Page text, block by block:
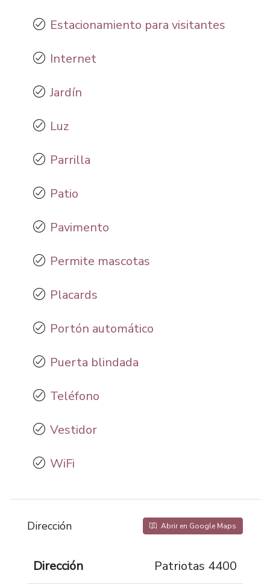
Estacionamiento para visitantes
Internet
Jardín
Luz
Parrilla
Patio
Pavimento
Permite mascotas
Placards
Portón automático
Puerta blindada
Teléfono
Vestidor
WiFi
Dirección Abrir en Google Maps
Dirección Patriotas 4400